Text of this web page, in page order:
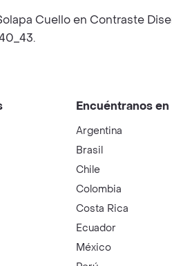
Cuello en Contraste
Encuéntranos
Argentina
Brasil
Chile
Colombia
Costa Rica
Ecuador
México